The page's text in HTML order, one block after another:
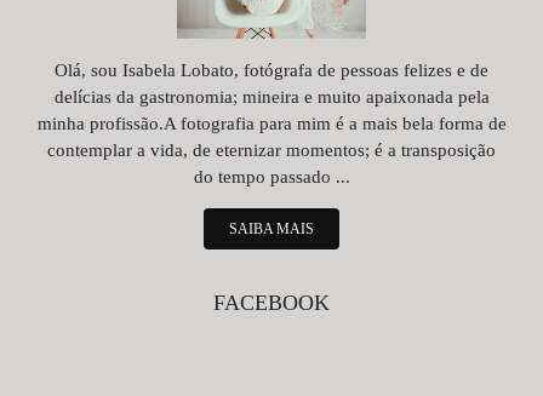
Olá, sou Isabela Lobato, fotógrafa de pessoas felizes e de
delícias da gastronomia; mineira e muito apaixonada pela
minha profissão.A fotografia para mim é a mais bela forma de
contemplar a vida, de eternizar momentos; é a transposição
do tempo passado ...
SAIBA MAIS
FACEBOOK